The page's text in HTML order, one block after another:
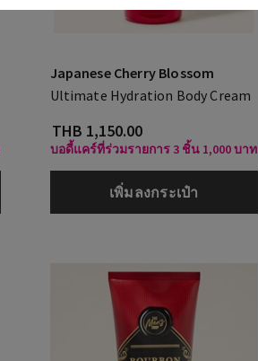
Japanese Cherry Blossom
Ultimate Hydration Body Cream
THB 1,150.00
บอดี้แคร์ที่ร่วมรายการ 3 ชิ้น 1,000 บาท
เพิ่มลงกระเป๋า